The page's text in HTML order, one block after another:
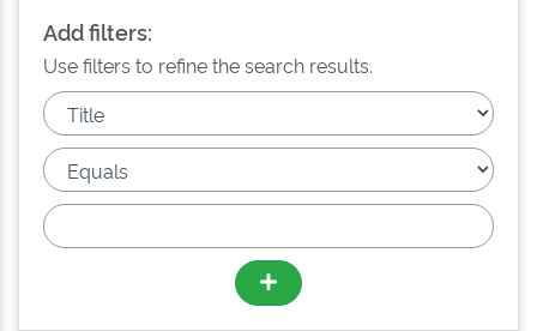
Add filters:
Use filters to refine the search results.